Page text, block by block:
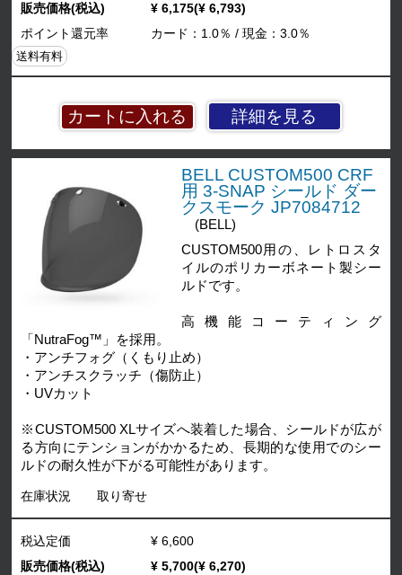
詳細を見る
販売価格(税込)
¥ 6,175(¥ 6,793)
ポイント還元率
カード：1.0％ / 現金：3.0％
送料有料
BELL CUSTOM500 CRF
用 3-SNAP シールド ダー
クスモーク JP7084712
(BELL)
CUSTOM500用の、レトロスタ
イルのポリカーボネート製シー
ルドです。
高機能コーティング
「NutraFog™」を採用。
・アンチフォグ（くもり止め）
・アンチスクラッチ（傷防止）
・UVカット
※CUSTOM500 XLサイズへ装着した場合、シールドが広が
る方向にテンションがかかるため、長期的な使用でのシー
ルドの耐久性が下がる可能性があります。
在庫状況 取り寄せ
税込定価
¥ 6,600
販売価格(税込)
¥ 5,700(¥ 6,270)